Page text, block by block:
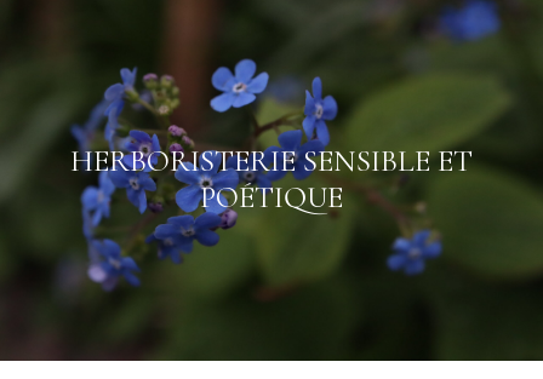
HERBORISTERIE SENSIBLE ET
POÉTIQUE